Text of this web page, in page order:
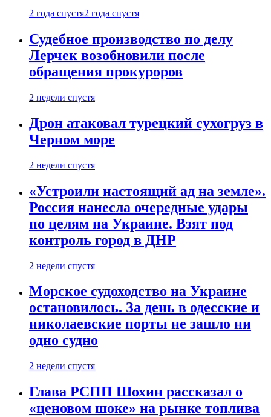
2 года спустя2 года спустя
Судебное производство по делу
Лерчек возобновили после
обращения прокуроров
2 недели спустя
Дрон атаковал турецкий сухогруз в
Черном море
2 недели спустя
«Устроили настоящий ад на земле».
Россия нанесла очередные удары
по целям на Украине. Взят под
контроль город в ДНР
2 недели спустя
Морское судоходство на Украине
остановилось. За день в одесские и
николаевские порты не зашло ни
одно судно
2 недели спустя
Глава РСПП Шохин рассказал о
«ценовом шоке» на рынке топлива